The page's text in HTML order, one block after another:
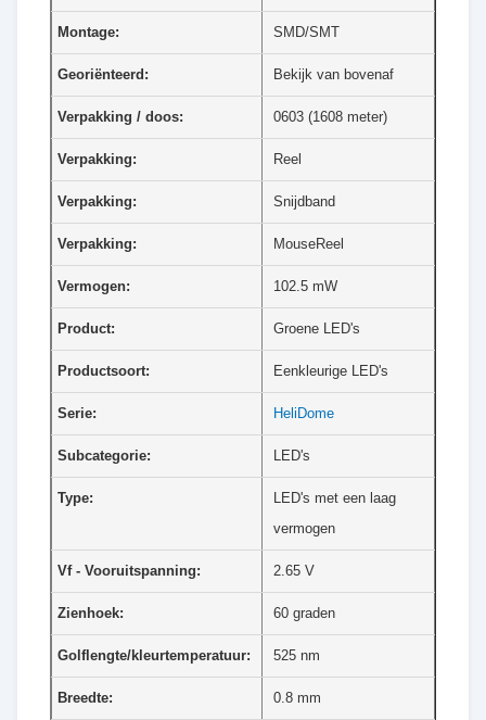
Montage: SMD/SMT
Georiënteerd: Bekijk van bovenaf
Verpakking / doos: 0603 (1608 meter)
Verpakking: Reel
Verpakking: Snijdband
Verpakking: MouseReel
Vermogen: 102.5 mW
Product: Groene LED's
Productsoort: Eenkleurige LED's
Serie: HeliDome
Subcategorie: LED's
Type:
LED's met een laag
vermogen
Vf - Vooruitspanning: 2.65 V
Zienhoek: 60 graden
Golflengte/kleurtemperatuur: 525 nm
Breedte: 0.8 mm